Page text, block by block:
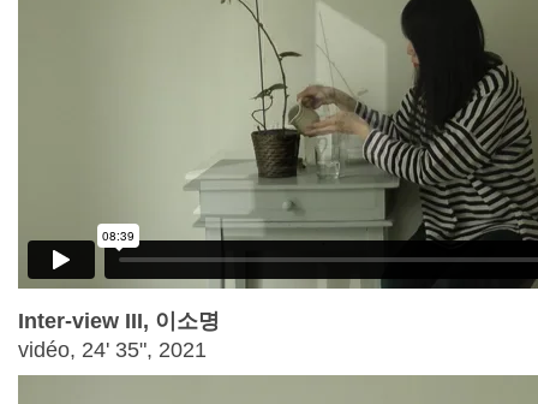
Inter-view III, 이소명
vidéo, 24' 35", 2021